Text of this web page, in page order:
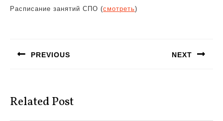
Расписание занятий СПО (смотреть)
записям
PREVIOUS NEXT
Related Post